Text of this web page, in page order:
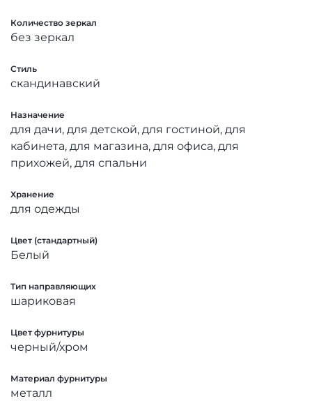
Количество зеркал
без зеркал
Стиль
скандинавский
Назначение
для дачи, для детской, для гостиной, для
кабинета, для магазина, для офиса, для
прихожей, для спальни
Хранение
для одежды
Цвет (стандартный)
Белый
Тип направляющих
шариковая
Цвет фурнитуры
черный/хром
Материал фурнитуры
металл